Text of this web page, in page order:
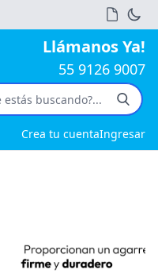
Llámanos Ya!
55 9126 9007
Crea tu cuentaIngresar